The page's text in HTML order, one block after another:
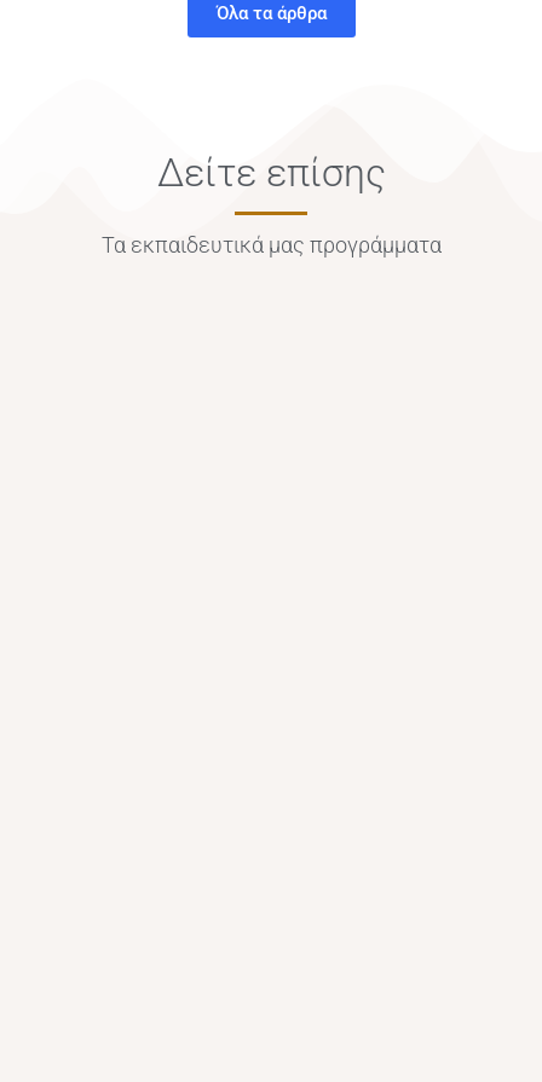
Όλα τα άρθρα
Δείτε επίσης
Τα εκπαιδευτικά μας προγράμματα